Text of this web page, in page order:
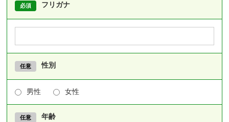
フリガナ
性別
男性 女性
年齢